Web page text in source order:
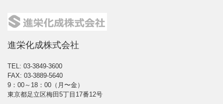
進栄化成株式会社
TEL: 03-3849-3600
FAX: 03-3889-5640
9：00～18：00（月〜金）
東京都足立区梅田5丁目17番12号